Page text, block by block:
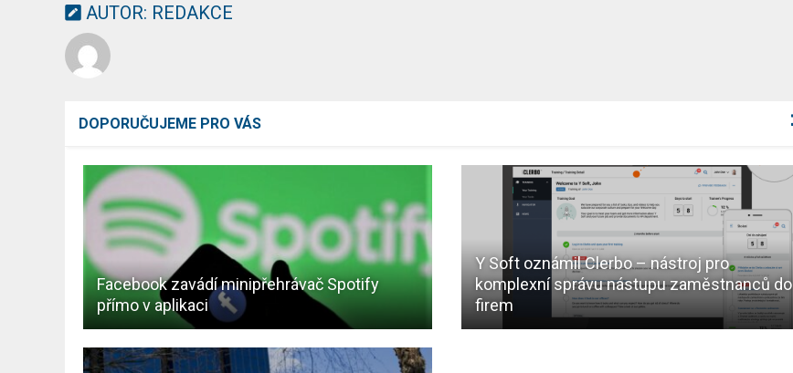
AUTOR: REDAKCE
DOPORUČUJEME PRO VÁS
Facebook zavádí minipřehrávač Spotify
přímo v aplikaci
Y Soft oznámil Clerbo – nástroj pro
komplexní správu nástupu zaměstnanců do
firem